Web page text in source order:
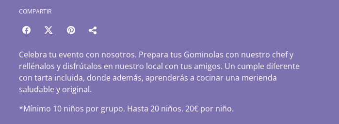
COMPARTIR
Celebra tu evento con nosotros. Prepara tus Gominolas con nuestro chef y
rellénalos y disfrútalos en nuestro local con tus amigos. Un cumple diferente
con tarta incluida, donde además, aprenderás a cocinar una merienda
saludable y original.
*Mínimo 10 niños por grupo. Hasta 20 niños. 20€ por niño.